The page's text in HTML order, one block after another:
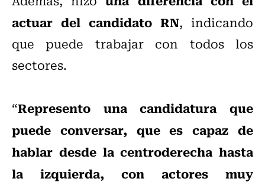
actuar del candidato RN, indicando
que puede trabajar con todos los
sectores.
“Represento una candidatura que
puede conversar, que es capaz de
hablar desde la centroderecha hasta
la izquierda, con actores muy